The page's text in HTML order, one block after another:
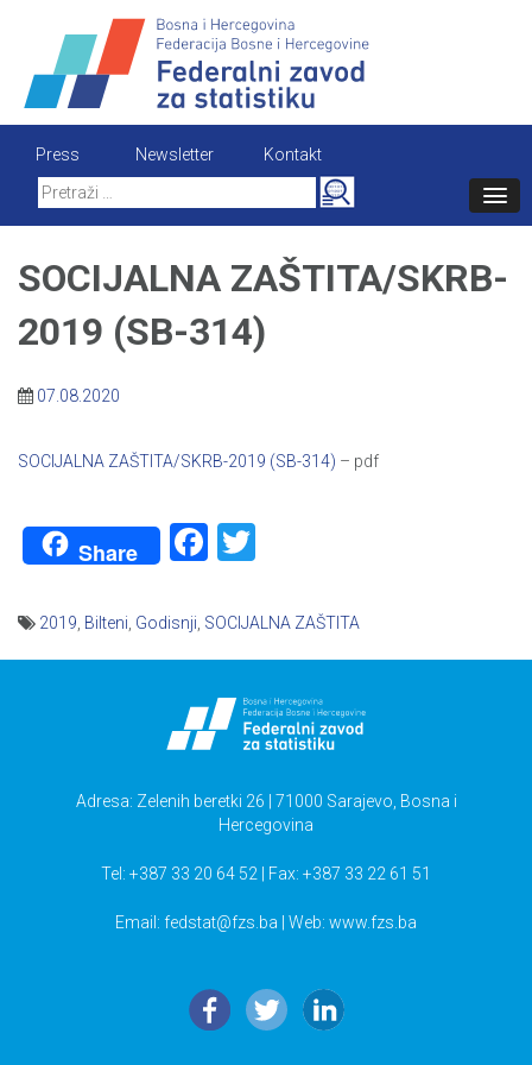
content
Press Newsletter
Kontakt
Search
for:
SOCIJALNA ZAŠTITA/SKRB-
2019 (SB-314)
07.08.2020
SOCIJALNA ZAŠTITA/SKRB-2019 (SB-314) – pdf
Share Facebook
2019 Bilteni Godisnji SOCIJALNA ZAŠTITA
Adresa: Zelenih beretki 26 | 71000 Sarajevo, Bosna i
Hercegovina
Tel: +387 33 20 64 52 | Fax: +387 33 22 61 51
Email: fedstat@fzs.ba | Web: www.fzs.ba